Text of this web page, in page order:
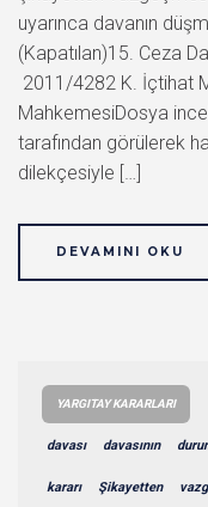
uyarınca davanın
(Kapatılan)15.
2011/4282 K. İçtihat
MahkemesiDosya
tarafından görülerek
dilekçesiyle […]
DEVAMINI OKU
YARGITAY KARARLARI
davası davasının
kararı Şikayetten